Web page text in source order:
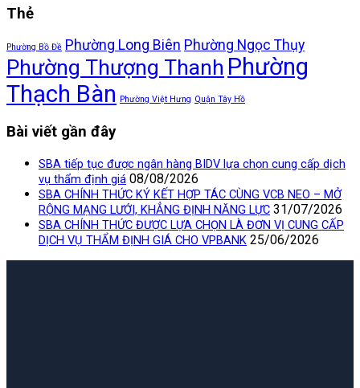
Thẻ
Phường Bồ Đề Phường Long Biên Phường Ngọc Thụy
Phường Thượng Thanh Phường
Thạch Bàn
Phường Việt Hưng Quận Tây Hồ
Bài viết gần đây
SBA tiếp tục được ngân hàng BIDV lựa chọn cung cấp dịch
vụ thẩm định giá 08/08/2026
SBA CHÍNH THỨC KÝ KẾT HỢP TÁC CÙNG VCB NEO – MỞ
RỘNG MẠNG LƯỚI, KHẲNG ĐỊNH NĂNG LỰC 31/07/2026
SBA CHÍNH THỨC ĐƯỢC LỰA CHỌN LÀ ĐƠN VỊ CUNG CẤP
DỊCH VỤ THẨM ĐỊNH GIÁ CHO VPBANK 25/06/2026